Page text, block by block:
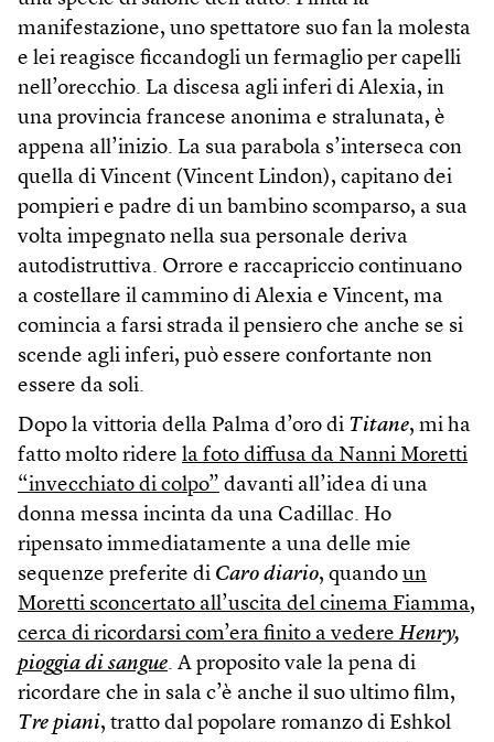
manifestazione, uno spettatore suo fan la molesta
e lei reagisce ficcandogli un fermaglio per capelli
nell’orecchio. La discesa agli inferi di Alexia, in
una provincia francese anonima e stralunata, è
appena all’inizio. La sua parabola s’interseca con
quella di Vincent (Vincent Lindon), capitano dei
pompieri e padre di un bambino scomparso, a sua
volta impegnato nella sua personale deriva
autodistruttiva. Orrore e raccapriccio continuano
a costellare il cammino di Alexia e Vincent, ma
comincia a farsi strada il pensiero che anche se si
scende agli inferi, può essere confortante non
essere da soli.
Dopo la vittoria della Palma d’oro di Titane, mi ha
fatto molto ridere la foto diffusa da Nanni Moretti
“invecchiato di colpo” davanti all’idea di una
donna messa incinta da una Cadillac. Ho
ripensato immediatamente a una delle mie
sequenze preferite di Caro diario, quando un
Moretti sconcertato all’uscita del cinema Fiamma,
cerca di ricordarsi com’era finito a vedere Henry,
pioggia di sangue. A proposito vale la pena di
ricordare che in sala c’è anche il suo ultimo film,
Tre piani, tratto dal popolare romanzo di Eshkol